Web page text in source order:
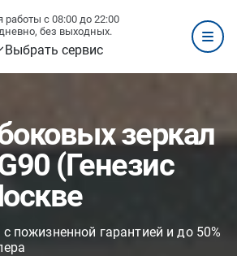
работы с 08:00 до 22:00
без выходных.
Выбрать сервис
зеркал
(Генезис
пожизненной гарантией и до 50%